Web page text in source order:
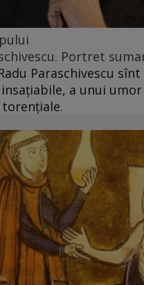
Portret
Paraschivescu
a unui